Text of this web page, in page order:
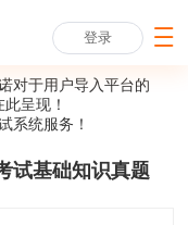
登录
对于用户导入平台的
呈现！
系统服务！
试基础知识真题